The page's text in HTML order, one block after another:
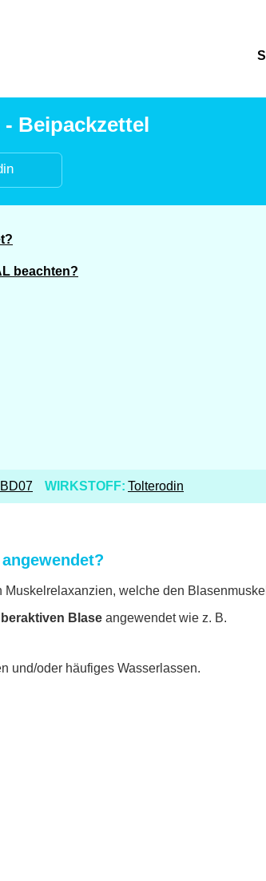
Beipackzettel
beachten?
WIRKSTOFF: Tolterodin
welche den
Blase angewendet wie z. B.
und/oder häufiges Wasserlassen.